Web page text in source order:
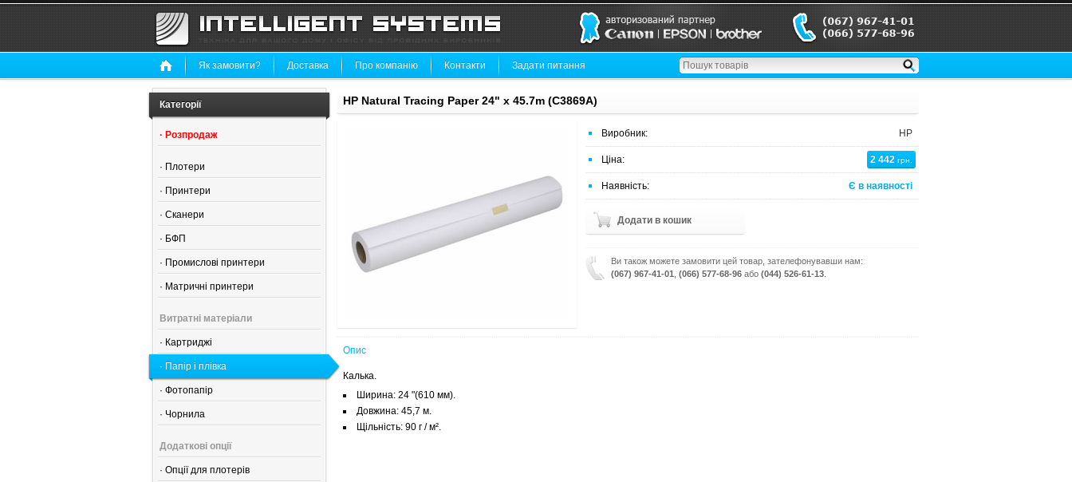
Як замовити? Доставка Про компанію Контакти Задати питання
Категорії
· Розпродаж
· Плотери
· Принтери
· Сканери
· БФП
· Промислові принтери
· Матричні принтери
Витратні матеріали
· Картриджі
· Папір і плівка
· Фотопапір
· Чорнила
Додаткові опції
· Опції для плотерів
HP Natural Tracing Paper 24" x 45.7m (C3869A)
Виробник: HP
Ціна: 2 442 грн.
Наявність: Є в наявності
Додати в кошик
Ви також можете замовити цей товар, зателефонувавши нам:
(067) 967-41-01 (066) 577-68-96 або (044) 526-61-13
Опис
Калька.
Ширина: 24 "(610 мм).
Довжина: 45,7 м.
Щільність: 90 г / м².